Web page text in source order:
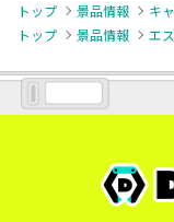
トップ 景品情報 キ
トップ
景品情報 エ